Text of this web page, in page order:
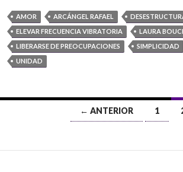
AMOR ARCÁNGEL RAFAEL
ELEVAR FRECUENCIA VIBRATORIA
LAURA
LIBERARSE DE PREOCUPACIONES
SIMPLICIDAD
UNIDAD
a
← ANTERIOR 1